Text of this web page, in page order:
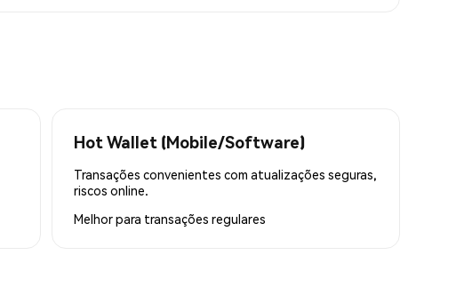
Hot Wallet (Mobile/Software)
Transações convenientes com atualizações seguras,
riscos online.
Melhor para transações regulares